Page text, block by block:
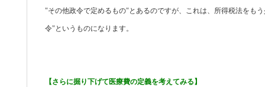
"その他政令で定めるもの"とあるのですが、これは、所得税法をも
令"というものになります。
【さらに掘り下げて医療費の定義を考えてみる】